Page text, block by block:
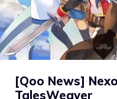
[Qoo News]
TalesWeaver